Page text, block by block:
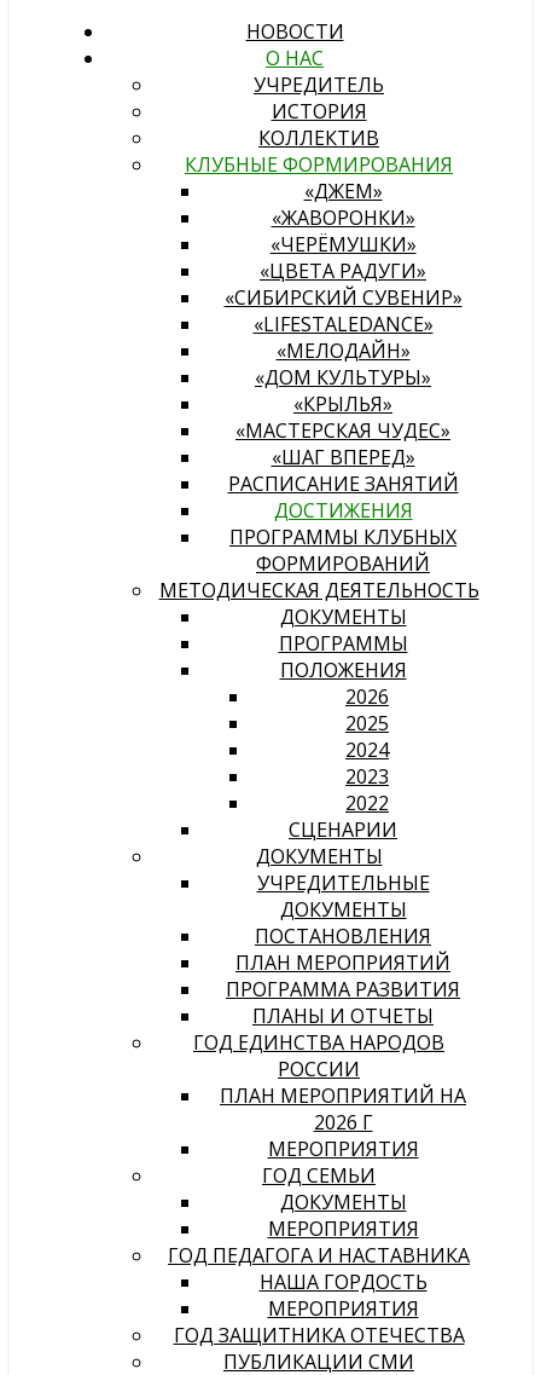
НОВОСТИ
О НАС
УЧРЕДИТЕЛЬ
ИСТОРИЯ
КОЛЛЕКТИВ
КЛУБНЫЕ ФОРМИРОВАНИЯ
«ДЖЕМ»
«ЖАВОРОНКИ»
«ЧЕРЁМУШКИ»
«ЦВЕТА РАДУГИ»
«СИБИРСКИЙ СУВЕНИР»
«LIFESTALEDANCE»
«МЕЛОДАЙН»
«ДОМ КУЛЬТУРЫ»
«КРЫЛЬЯ»
«МАСТЕРСКАЯ ЧУДЕС»
«ШАГ ВПЕРЕД»
РАСПИСАНИЕ ЗАНЯТИЙ
ДОСТИЖЕНИЯ
ПРОГРАММЫ КЛУБНЫХ
ФОРМИРОВАНИЙ
МЕТОДИЧЕСКАЯ ДЕЯТЕЛЬНОСТЬ
ДОКУМЕНТЫ
ПРОГРАММЫ
ПОЛОЖЕНИЯ
2026
2025
2024
2023
2022
СЦЕНАРИИ
ДОКУМЕНТЫ
УЧРЕДИТЕЛЬНЫЕ
ДОКУМЕНТЫ
ПОСТАНОВЛЕНИЯ
ПЛАН МЕРОПРИЯТИЙ
ПРОГРАММА РАЗВИТИЯ
ПЛАНЫ И ОТЧЕТЫ
ГОД ЕДИНСТВА НАРОДОВ
РОССИИ
ПЛАН МЕРОПРИЯТИЙ НА
2026 Г
МЕРОПРИЯТИЯ
ГОД СЕМЬИ
ДОКУМЕНТЫ
МЕРОПРИЯТИЯ
ГОД ПЕДАГОГА И НАСТАВНИКА
НАША ГОРДОСТЬ
МЕРОПРИЯТИЯ
ГОД ЗАЩИТНИКА ОТЕЧЕСТВА
ПУБЛИКАЦИИ СМИ